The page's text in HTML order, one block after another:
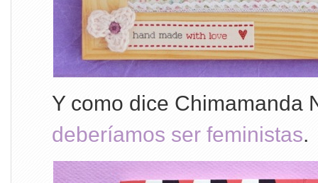
Y como dice Chimamanda
deberíamos ser feministas.